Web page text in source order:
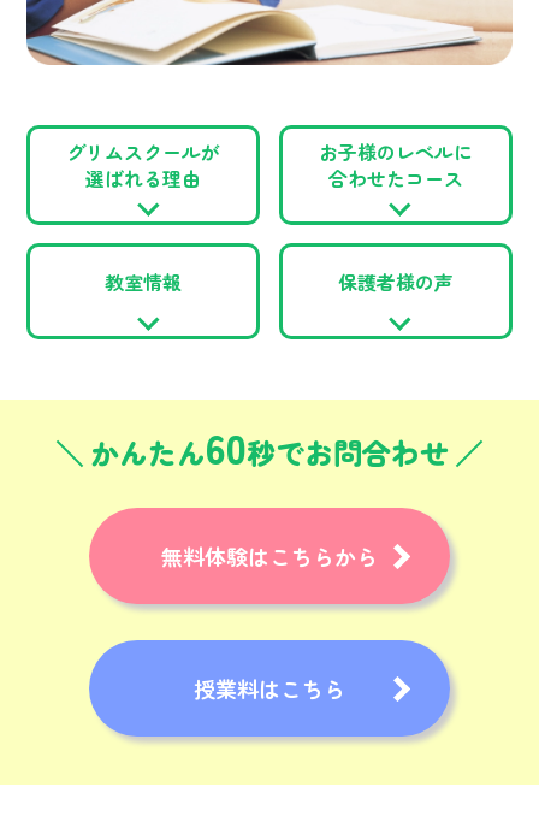
グリムスクールが
選ばれる理由
お子様のレベルに
合わせたコース
教室情報 保護者様の声
かんたん60秒でお問合わせ
無料体験はこちらから
授業料はこちら